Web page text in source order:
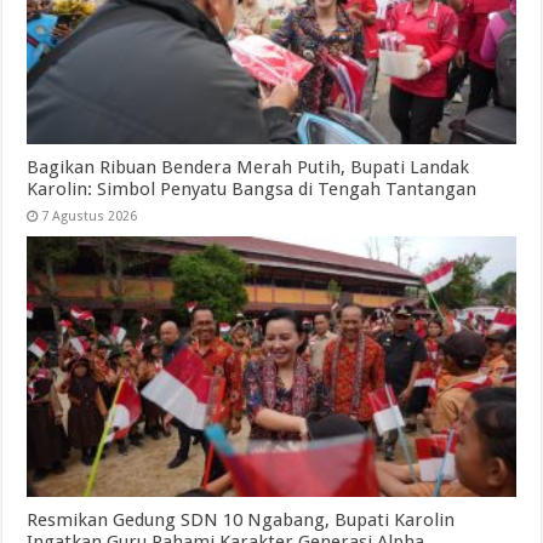
Bagikan Ribuan Bendera Merah Putih, Bupati Landak
Karolin: Simbol Penyatu Bangsa di Tengah Tantangan
7 Agustus 2026
Resmikan Gedung SDN 10 Ngabang, Bupati Karolin